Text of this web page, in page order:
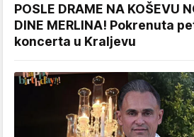
POSLE DRAME NA KOŠEVU
DINE MERLINA! Pokrenuta
koncerta u Kraljevu